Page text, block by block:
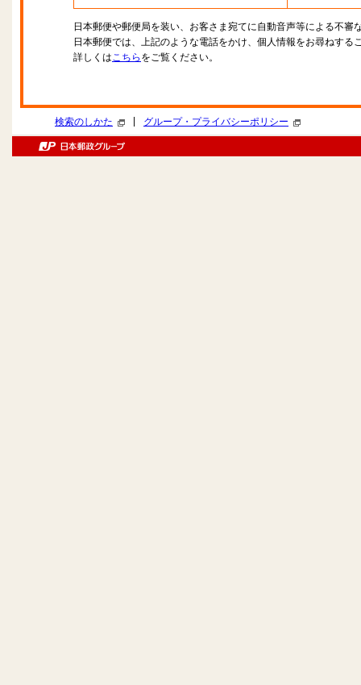
日本郵便や郵便局を装い、お客さま宛てに自動音声等による不審
日本郵便では、上記のような電話をかけ、個人情報をお尋ねする
詳しくはこちら をご覧ください。
検索のしかた グループ・プライバシーポリシー